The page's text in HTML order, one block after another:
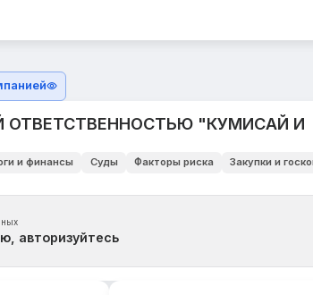
ОТВЕТСТВЕННОСТЬЮ "КУМИСАЙ И
и финансы Суды Факторы риска Закупки и
авторизуйтесь